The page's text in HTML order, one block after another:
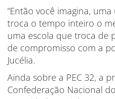
“Então você imagina,
troca o tempo inteiro o
uma escola que troca de
de compromisso com a
Jucélia.
Ainda sobre a PEC 32, a
Confederação Nacional